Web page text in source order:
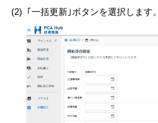
(2) ｢一括更新｣ボタンを選択します。